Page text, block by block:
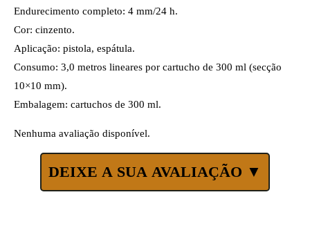
Endurecimento completo: 4 mm/24 h.
Cor: cinzento.
Aplicação: pistola, espátula.
Consumo: 3,0 metros lineares por cartucho de 300 ml (secção
10×10 mm).
Embalagem: cartuchos de 300 ml.
Nenhuma avaliação disponível.
DEIXE A SUA AVALIAÇÃO ▼